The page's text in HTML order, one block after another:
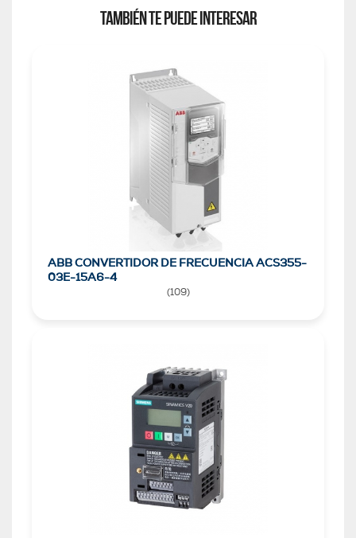
TAMBIÉN TE PUEDE INTERESAR
ABB CONVERTIDOR DE FRECUENCIA ACS355-
03E-15A6-4
(109)